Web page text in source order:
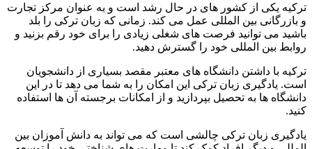
ترکیه یکی از کشور های در حال رشد است و به عنوان مرکز تجارت
و بازرگانی بین المللی عمل می کند. زمانی که زبان ترکی را بلد
باشید می توانید فرصت های شغلی زیادی را برای خود رقم بزنید و
روابط بین المللی خود را گسترش دهید.
ترکیه با داشتن دانشگاه های معتبر مقصد بسیاری از دانشجویان
است. یادگیری زبان ترکی این امکان را به شما می دهد تا در این
دانشگاه ها به تحصیل بپردازید و از امکانات برجسته آن ها استفاده
کنید.
یادگیری زبان ترکی چالشی است که می تواند به دانش آموزان بین